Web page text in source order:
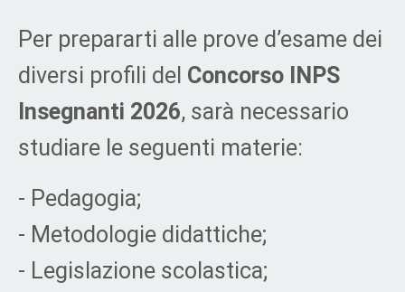
Per prepararti alle prove d’esame dei
diversi profili del Concorso INPS
Insegnanti 2026, sarà necessario
studiare le seguenti materie:
- Pedagogia;
- Metodologie didattiche;
- Legislazione scolastica;